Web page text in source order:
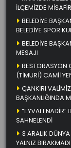
İLÇEMİZDE
BELEDİYE
BELEDİYE SPOR
BELEDİYE
MESAJI
RESTORASYON
(TİMURİ) CAMİİ
ÇANKIRI
BAŞKANLIĞINDA
“EYVAH NADİR”
SAHNELENDİ
3 ARALIK
YALNIZ